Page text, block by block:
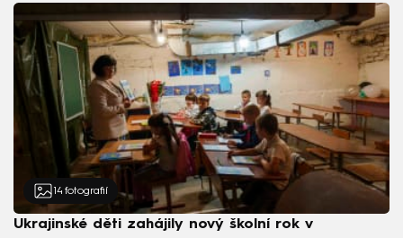
14 fotografií
Ukrajinské děti zahájily nový školní rok v